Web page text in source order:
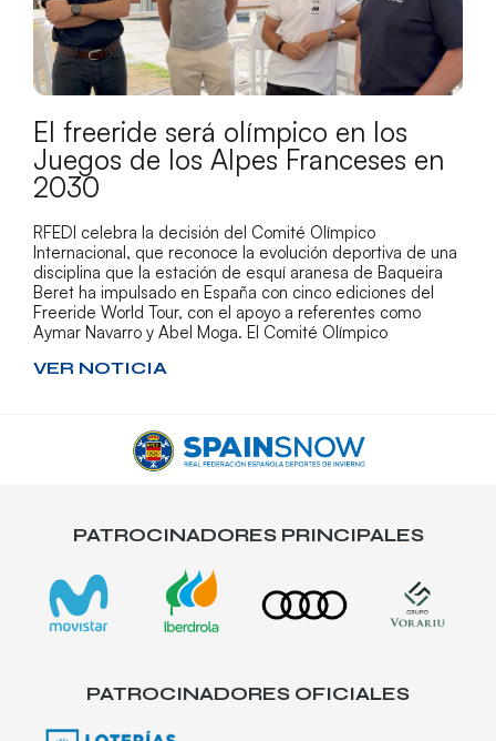
El freeride será olímpico en los
Juegos de los Alpes Franceses en
2030
RFEDI celebra la decisión del Comité Olímpico
Internacional, que reconoce la evolución deportiva de una
disciplina que la estación de esquí aranesa de Baqueira
Beret ha impulsado en España con cinco ediciones del
Freeride World Tour, con el apoyo a referentes como
Aymar Navarro y Abel Moga. El Comité Olímpico
VER NOTICIA
PATROCINADORES PRINCIPALES
PATROCINADORES OFICIALES